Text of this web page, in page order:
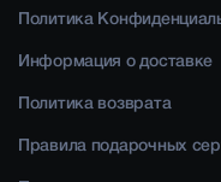
Политика
Информация о доставке
Политика возврата
Правила подарочных